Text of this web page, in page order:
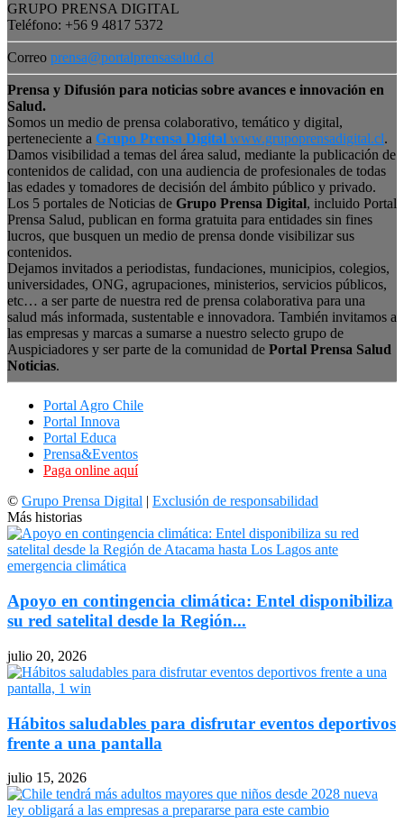
GRUPO PRENSA DIGITAL
Teléfono: +56 9 4817 5372
Correo prensa@portalprensasalud.cl
Prensa y Difusión para noticias sobre avances e innovación en
Salud.
Somos un medio de prensa colaborativo, temático y digital,
perteneciente a Grupo Prensa Digital www.grupoprensadigital.cl.
Damos visibilidad a temas del área salud, mediante la publicación de
contenidos de calidad, con una audiencia de profesionales de todas
las edades y tomadores de decisión del ámbito público y privado.
Los 5 portales de Noticias de Grupo Prensa Digital, incluido Portal
Prensa Salud, publican en forma gratuita para entidades sin fines
lucros, que busquen un medio de prensa donde visibilizar sus
contenidos.
Dejamos invitados a periodistas, fundaciones, municipios, colegios,
universidades, ONG, agrupaciones, ministerios, servicios públicos,
etc… a ser parte de nuestra red de prensa colaborativa para una
salud más informada, sustentable e innovadora. También invitamos a
las empresas y marcas a sumarse a nuestro selecto grupo de
Auspiciadores y ser parte de la comunidad de Portal Prensa Salud
Noticias.
Portal Agro Chile
Portal Innova
Portal Educa
Prensa&Eventos
Paga online aquí
© Grupo Prensa Digital | Exclusión de responsabilidad
Más historias
Apoyo en contingencia climática: Entel disponibiliza
su red satelital desde la Región...
julio 20, 2026
Hábitos saludables para disfrutar eventos deportivos
frente a una pantalla
julio 15, 2026